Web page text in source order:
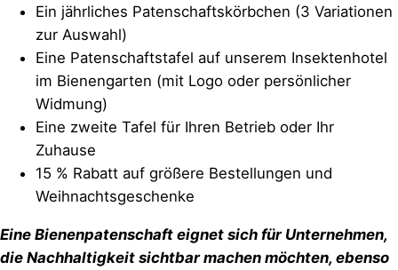
Ein jährliches Patenschaftskörbchen (3 Variationen
zur Auswahl)
Eine Patenschaftstafel auf unserem Insektenhotel
im Bienengarten (mit Logo oder persönlicher
Widmung)
Eine zweite Tafel für Ihren Betrieb oder Ihr
Zuhause
15 % Rabatt auf größere Bestellungen und
Weihnachtsgeschenke
Eine Bienenpatenschaft eignet sich für Unternehmen,
die Nachhaltigkeit sichtbar machen möchten, ebenso